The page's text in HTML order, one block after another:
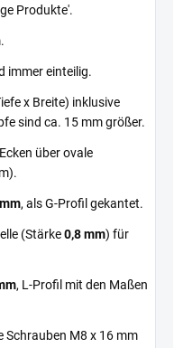
Produkte'.
immer einteilig.
x Breite) inklusive
sind ca. 15 mm größer.
über ovale
, als G-Profil gekantet.
(Stärke0,8 mm) für
, L-Profil mit den Maßen
Schrauben M8 x 16 mm